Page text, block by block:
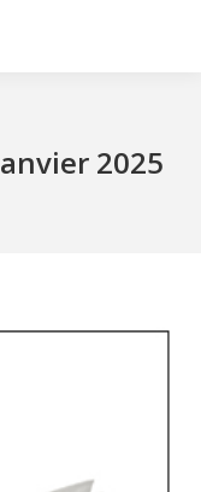
2025